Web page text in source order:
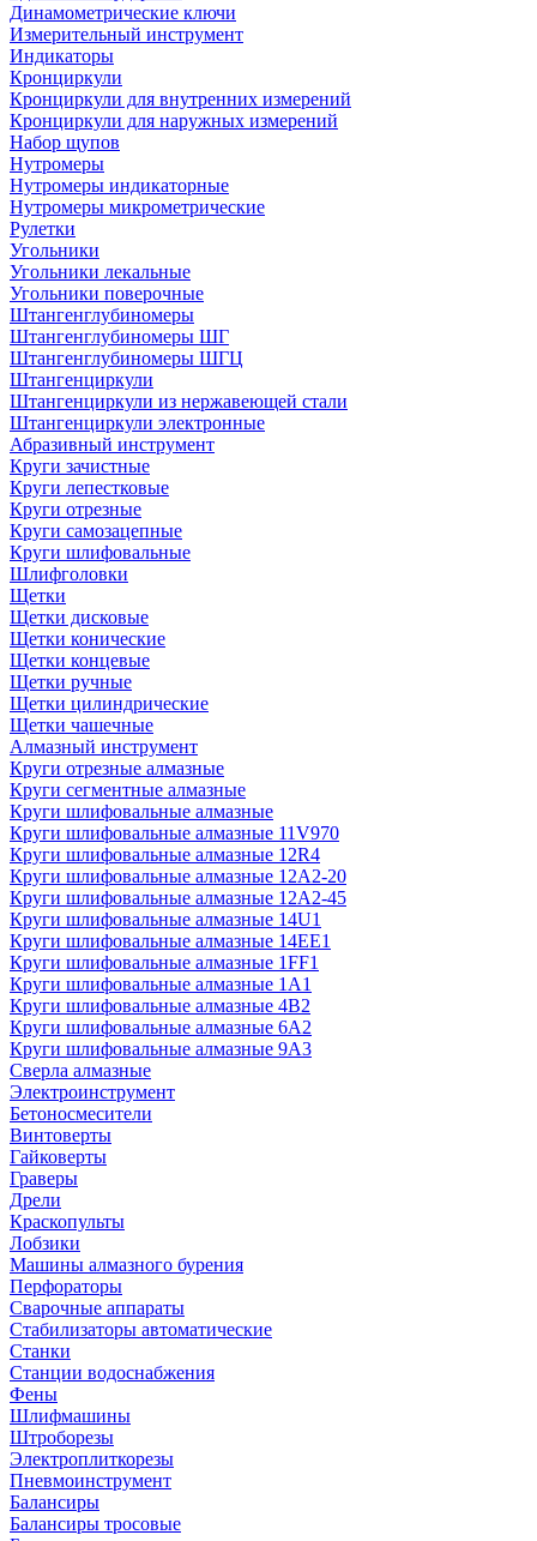
Динамометрические ключи
Измерительный инструмент
Индикаторы
Кронциркули
Кронциркули для внутренних измерений
Кронциркули для наружных измерений
Набор щупов
Нутромеры
Нутромеры индикаторные
Нутромеры микрометрические
Рулетки
Угольники
Угольники лекальные
Угольники поверочные
Штангенглубиномеры
Штангенглубиномеры ШГ
Штангенглубиномеры ШГЦ
Штангенциркули
Штангенциркули из нержавеющей стали
Штангенциркули электронные
Абразивный инструмент
Круги зачистные
Круги лепестковые
Круги отрезные
Круги самозацепные
Круги шлифовальные
Шлифголовки
Щетки
Щетки дисковые
Щетки конические
Щетки концевые
Щетки ручные
Щетки цилиндрические
Щетки чашечные
Алмазный инструмент
Круги отрезные алмазные
Круги сегментные алмазные
Круги шлифовальные алмазные
Круги шлифовальные алмазные 11V970
Круги шлифовальные алмазные 12R4
Круги шлифовальные алмазные 12А2-20
Круги шлифовальные алмазные 12А2-45
Круги шлифовальные алмазные 14U1
Круги шлифовальные алмазные 14ЕЕ1
Круги шлифовальные алмазные 1FF1
Круги шлифовальные алмазные 1А1
Круги шлифовальные алмазные 4В2
Круги шлифовальные алмазные 6A2
Круги шлифовальные алмазные 9А3
Сверла алмазные
Электроинструмент
Бетоносмесители
Винтоверты
Гайковерты
Граверы
Дрели
Краскопульты
Лобзики
Машины алмазного бурения
Перфораторы
Сварочные аппараты
Стабилизаторы автоматические
Станки
Станции водоснабжения
Фены
Шлифмашины
Штроборезы
Электроплиткорезы
Пневмоинструмент
Балансиры
Балансиры тросовые